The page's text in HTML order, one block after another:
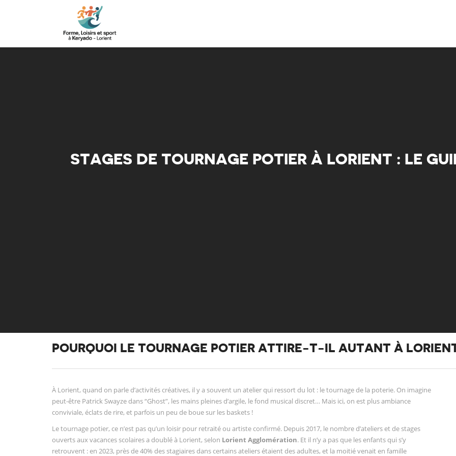
STAGES DE TOURNAGE POTIER À LORIENT : LE
POURQUOI LE TOURNAGE POTIER ATTIRE-T-IL AUTANT À
À Lorient, quand on parle d’activités créatives, il y a souvent un atelier qui ressort du lot : le tournage de la poterie. On imagine
peut-être Patrick Swayze dans “Ghost”, les mains pleines d’argile, le fond musical discret… Mais ici, on est plus ambiance
conviviale, éclats de rire, et parfois un peu de boue sur les baskets !
Le tournage potier, ce n’est pas qu’un loisir pour retraité ou artiste confirmé. Depuis 2017, le nombre d’ateliers et de stages
ouverts aux vacances scolaires a doublé à Lorient, selon Lorient Agglomération. Et il n’y a pas que les enfants qui s’y
retrouvent : en 2023, près de 40% des stagiaires dans certains ateliers étaient des adultes, et la moitié venait en famille